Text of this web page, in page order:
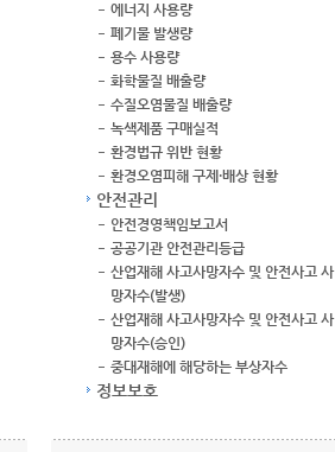
에너지 사용량
폐기물 발생량
용수 사용량
화학물질 배출량
수질오염물질 배출량
녹색제품 구매실적
환경법규 위반 현황
환경오염피해 구제·배상 현황
안전관리
안전경영책임보고서
공공기관 안전관리등급
산업재해 사고사망자수 및 안전사고 사
망자수(발생)
산업재해 사고사망자수 및 안전사고 사
망자수(승인)
중대재해에 해당하는 부상자수
정보보호